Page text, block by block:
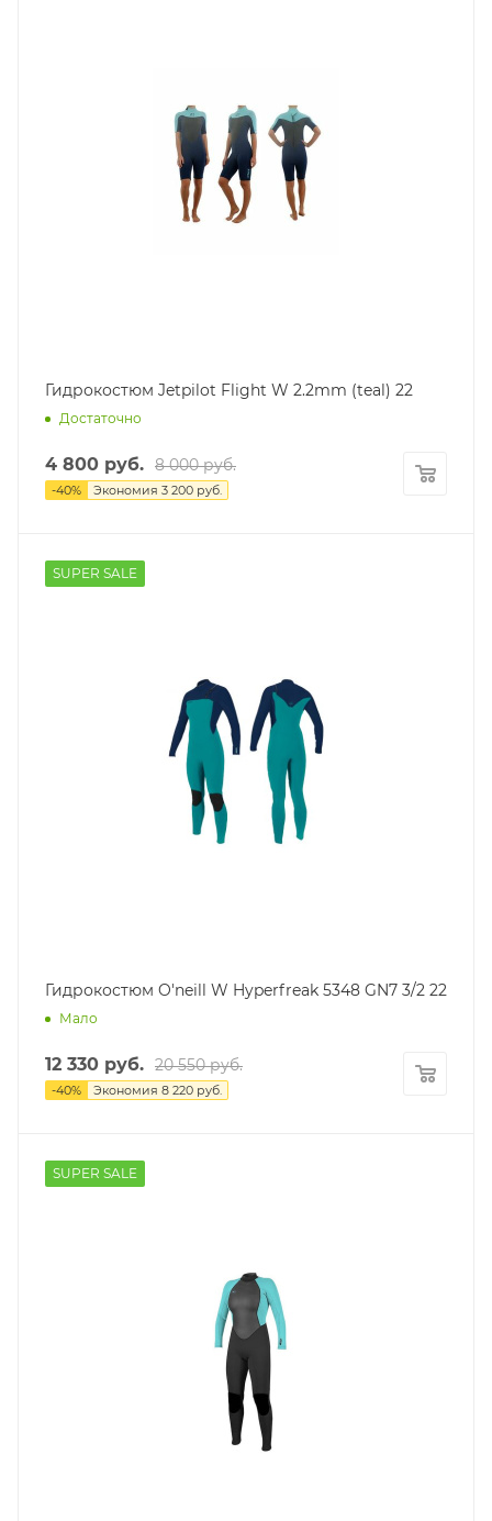
Гидрокостюм Jetpilot Flight W 2.2mm (teal) 22
Достаточно
4 800 руб. 8 000руб.
-40% Экономия 3 200 руб.
SUPER SALE
Гидрокостюм O'neill W Hyperfreak 5348 GN7 3/2 22
Мало
12 330 руб. 20 550руб.
-40% Экономия 8 220 руб.
SUPER SALE